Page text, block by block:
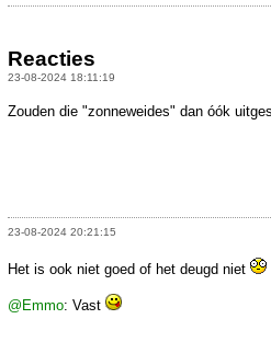
Reacties
23-08-2024 18:11:19
Zouden die "zonneweides" dan óók
23-08-2024 20:21:15
Het is ook niet goed of het deugd niet
@Emmo: Vast